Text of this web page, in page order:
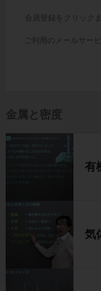
会員登録をクリック
ご利用のメールサー
金属と密度
有
気